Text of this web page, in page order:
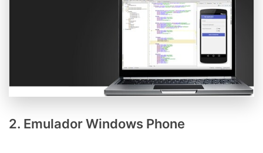
2. Emulador Windows Phone